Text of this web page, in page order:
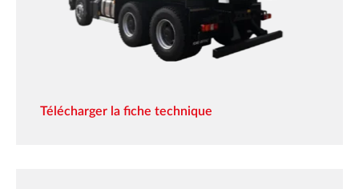
Télécharger la fiche technique